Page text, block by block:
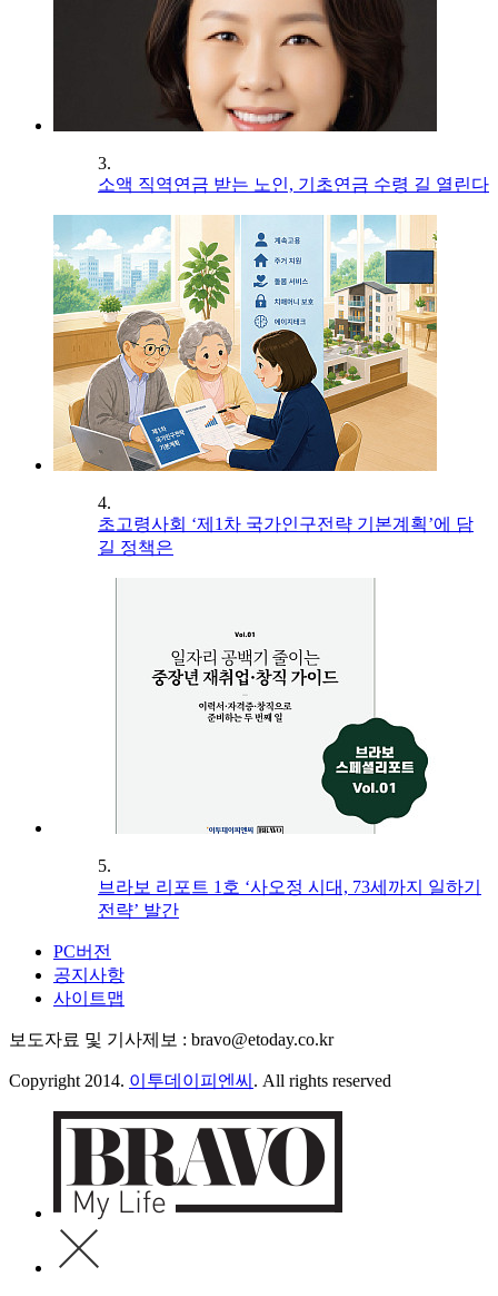
3.
소액 직역연금 받는 노인, 기초연금 수령 길 열린다
4.
초고령사회 ‘제1차 국가인구전략 기본계획’에 담
길 정책은
5.
브라보 리포트 1호 ‘사오정 시대, 73세까지 일하기
전략’ 발간
PC버전
공지사항
사이트맵
보도자료 및 기사제보 : bravo@etoday.co.kr
Copyright 2014. 이투데이피엔씨 . All rights reserved